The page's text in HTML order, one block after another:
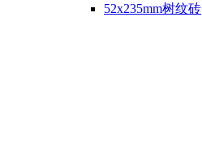
52x235mm树纹砖